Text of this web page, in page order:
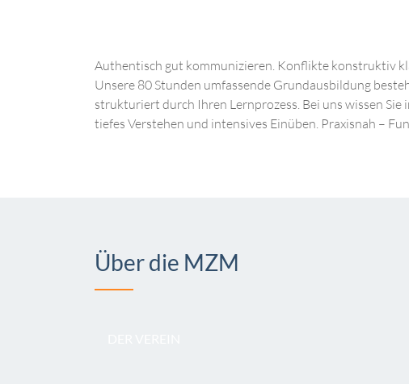
Authentisch gut kommunizieren. Konflikte konstruktiv
Unsere 80 Stunden umfassende Grundausbildung
strukturiert durch Ihren Lernprozess. Bei uns wissen
tiefes Verstehen und intensives Einüben. Praxisnah –
Über die MZM